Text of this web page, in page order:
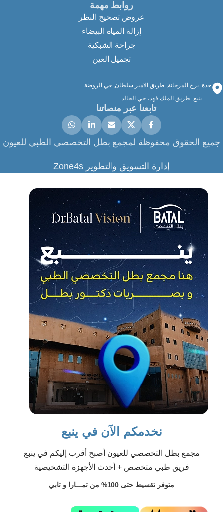
روابط مهمة
عروض تصحيح النظر
إزالة المياه البيضاء
جراحة الشبكية
تجميل العين
جدة: برج المرجانة, طريق الامير سلطان, حي الروضة
ينبع: طريق الملك فهد، حي الخالد
تابعنا عبر منصاتنا
جميع الحقوق محفوظة لمجمع بطل التخصصي الطبي للعيون
إدارة التسويق والتطوير Zone4s
نخدمكم الآن في ينبع
مجمع بطل التخصصي للعيون أصبح أقرب إليكم في ينبع
فريق طبي متخصص + أحدث الأجهزة التشخيصية
متوفر تقسيط حتى 100% من تمـــارا و تابي